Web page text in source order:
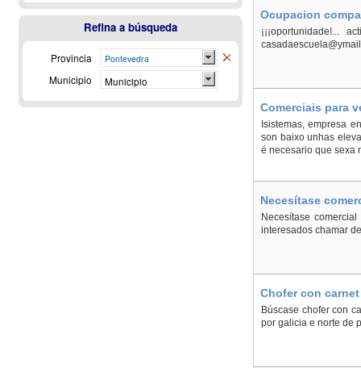
Ocupacion
¡¡¡oportunidade!...
Comerciais para
Isistemas, empresa
son baixo unhas
é necesario que sexa
Necesítase
Necesítase
interesados chamar
Chofer con
Búscase chofer con
por galicia e norte de
Refina a búsqueda
Provincia Pontevedra
Municipio Municipio